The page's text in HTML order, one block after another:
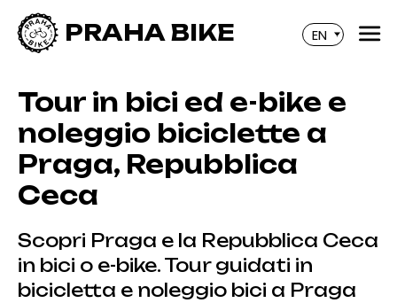
PRAHA BIKE
Tour in bici ed e-bike e
noleggio biciclette a
Praga, Repubblica
Ceca
Scopri Praga e la Repubblica Ceca
in bici o e-bike. Tour guidati in
bicicletta e noleggio bici a Praga